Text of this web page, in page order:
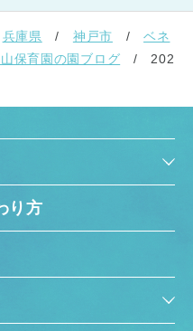
兵庫県 神戸市
ベネ
保育園の園ブログ
202
り方